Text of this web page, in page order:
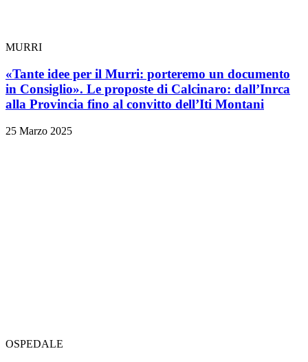
MURRI
«Tante idee per il Murri: porteremo un documento
in Consiglio». Le proposte di Calcinaro: dall’Inrca
alla Provincia fino al convitto dell’Iti Montani
25 Marzo 2025
OSPEDALE